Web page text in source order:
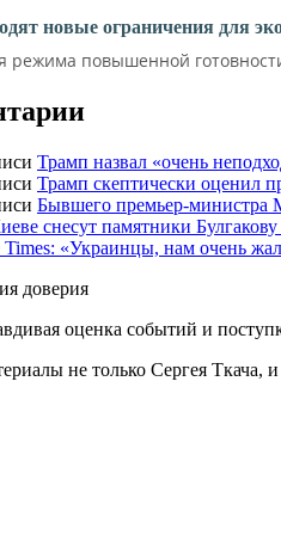
новые ограничения для
режима повышенной
Трамп назвал «очень
Трамп скептически оценил
Бывшего премьер-министра
снесут памятники
Times: «Украинцы, нам очень
оценка событий и
не только Сергея Ткача,